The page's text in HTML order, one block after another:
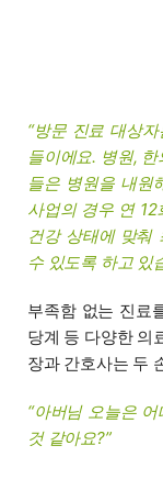
“방문 진료 대상
들이에요. 병원,
들은 병원을 내원
사업의 경우 연
건강 상태에 맞춰
수 있도록 하고 있
부족함 없는 진료
당계 등 다양한 의
장과 간호사는 두
“아버님 오늘은
것 같아요?”